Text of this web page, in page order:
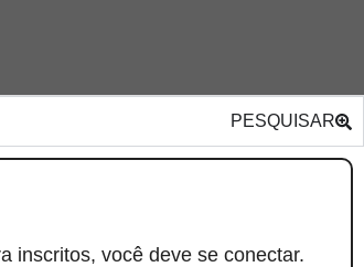
PESQUISAR
inscritos, você deve se conectar.